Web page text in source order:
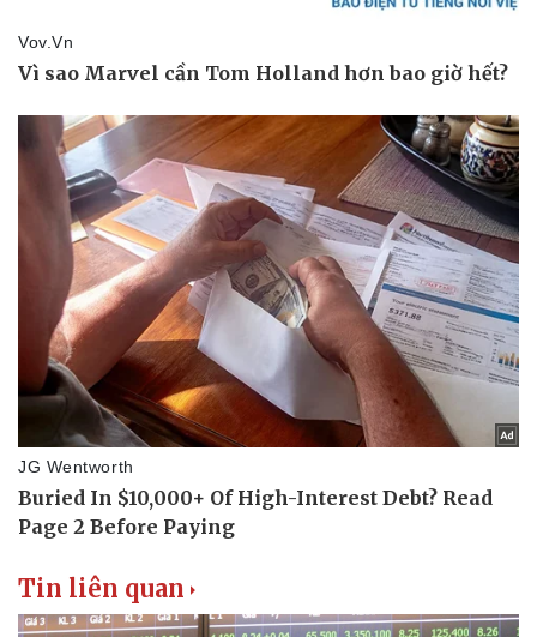
Thể thao
Bóng đá
Lịch thi đấu bóng đá
eSports
Hậu trường
Ô tô - Xe máy
Ô tô
Tin liên quan